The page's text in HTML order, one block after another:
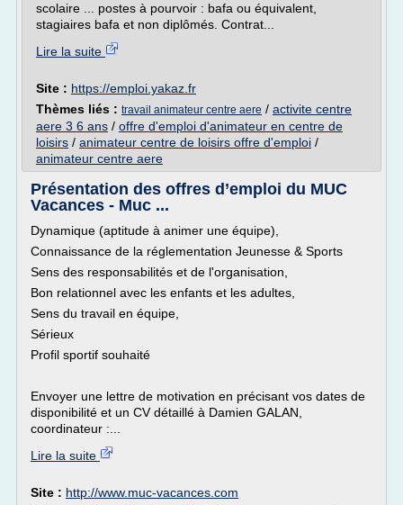
scolaire ... postes à pourvoir : bafa ou équivalent,
stagiaires bafa et non diplômés. Contrat...
Lire la suite
Site : https://emploi.yakaz.fr
Thèmes liés : travail animateur centre aere / activite centre
aere 3 6 ans / offre d'emploi d'animateur en centre de
loisirs / animateur centre de loisirs offre d'emploi /
animateur centre aere
Présentation des offres d’emploi du MUC
Vacances - Muc ...
Dynamique (aptitude à animer une équipe),
Connaissance de la réglementation Jeunesse & Sports
Sens des responsabilités et de l'organisation,
Bon relationnel avec les enfants et les adultes,
Sens du travail en équipe,
Sérieux
Profil sportif souhaité
Envoyer une lettre de motivation en précisant vos dates de
disponibilité et un CV détaillé à Damien GALAN,
coordinateur :...
Lire la suite
Site : http://www.muc-vacances.com